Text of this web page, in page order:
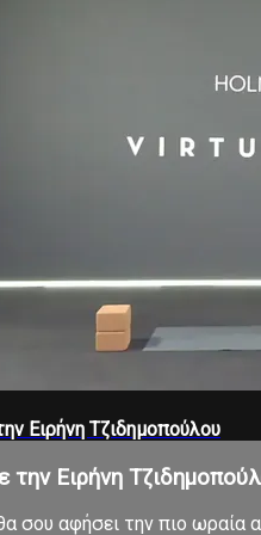
Ειρήνη Τζιδημοπούλου
την Ειρήνη
σου αφήσει την πιο ωραία